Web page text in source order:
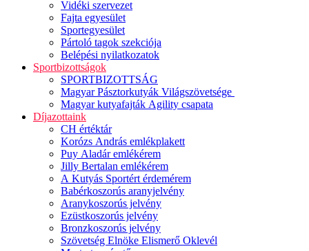
Vidéki szervezet
Fajta egyesület
Sportegyesület
Pártoló tagok szekciója
Belépési nyilatkozatok
Sportbizottságok
SPORTBIZOTTSÁG
Magyar Pásztorkutyák Világszövetsége
Magyar kutyafajták Agility csapata
Díjazottaink
CH értéktár
Korózs András emlékplakett
Puy Aladár emlékérem
Jilly Bertalan emlékérem
A Kutyás Sportért érdemérem
Babérkoszorús aranyjelvény
Aranykoszorús jelvény
Ezüstkoszorús jelvény
Bronzkoszorús jelvény
Szövetség Elnöke Elismerő Oklevél